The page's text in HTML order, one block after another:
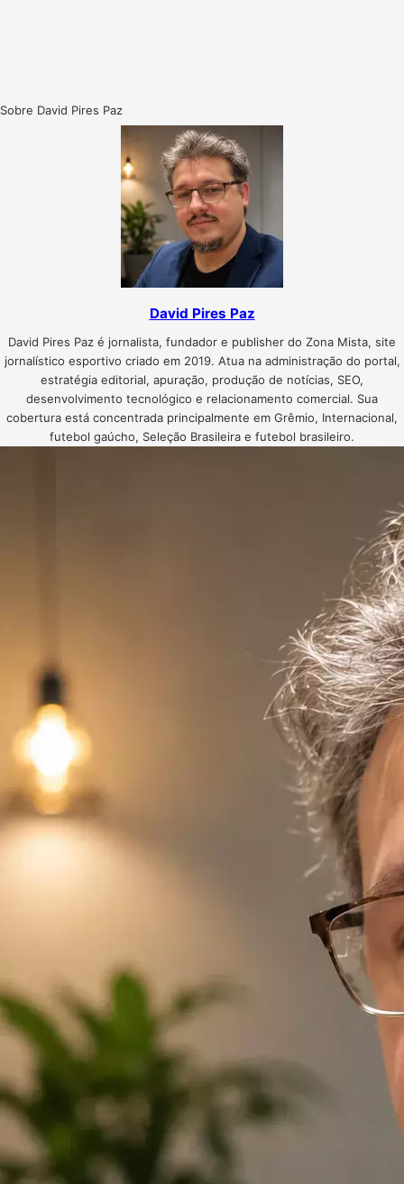
Sobre David Pires Paz
David Pires Paz
David Pires Paz é jornalista, fundador e publisher do Zona Mista, site
jornalístico esportivo criado em 2019. Atua na administração do portal,
estratégia editorial, apuração, produção de notícias, SEO,
desenvolvimento tecnológico e relacionamento comercial. Sua
cobertura está concentrada principalmente em Grêmio, Internacional,
futebol gaúcho, Seleção Brasileira e futebol brasileiro.